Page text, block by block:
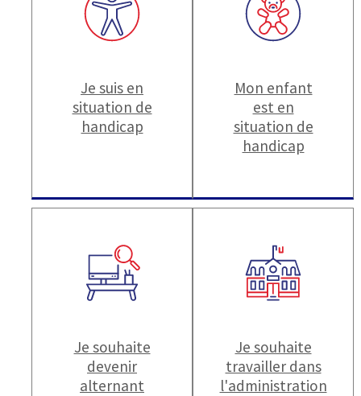
Je suis en
situation de
handicap
Mon enfant
est en
situation de
handicap
Je souhaite
devenir
alternant
Je souhaite
travailler dans
l'administration